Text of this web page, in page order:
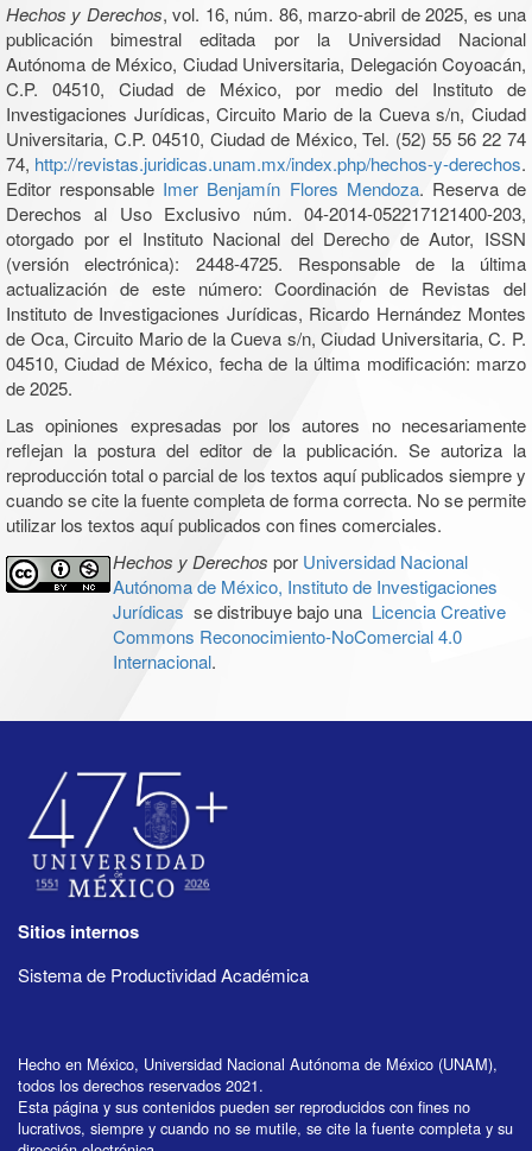
Hechos y Derechos, vol. 16, núm. 86, marzo-abril de 2025, es una
publicación bimestral editada por la Universidad Nacional
Autónoma de México, Ciudad Universitaria, Delegación Coyoacán,
C.P. 04510, Ciudad de México, por medio del Instituto de
Investigaciones Jurídicas, Circuito Mario de la Cueva s/n, Ciudad
Universitaria, C.P. 04510, Ciudad de México, Tel. (52) 55 56 22 74
74, http://revistas.juridicas.unam.mx/index.php/hechos-y-derechos.
Editor responsable Imer Benjamín Flores Mendoza. Reserva de
Derechos al Uso Exclusivo núm. 04-2014-052217121400-203,
otorgado por el Instituto Nacional del Derecho de Autor, ISSN
(versión electrónica): 2448-4725. Responsable de la última
actualización de este número: Coordinación de Revistas del
Instituto de Investigaciones Jurídicas, Ricardo Hernández Montes
de Oca, Circuito Mario de la Cueva s/n, Ciudad Universitaria, C. P.
04510, Ciudad de México, fecha de la última modificación: marzo
de 2025.
Las opiniones expresadas por los autores no necesariamente
reflejan la postura del editor de la publicación. Se autoriza la
reproducción total o parcial de los textos aquí publicados siempre y
cuando se cite la fuente completa de forma correcta. No se permite
utilizar los textos aquí publicados con fines comerciales.
Hechos y Derechos por Universidad Nacional
Autónoma de México, Instituto de Investigaciones
Jurídicas se distribuye bajo una Licencia Creative
Commons Reconocimiento-NoComercial 4.0
Internacional.
Sitios internos
Sistema de Productividad Académica
Hecho en México, Universidad Nacional Autónoma de México (UNAM),
todos los derechos reservados 2021.
Esta página y sus contenidos pueden ser reproducidos con fines no
lucrativos, siempre y cuando no se mutile, se cite la fuente completa y su